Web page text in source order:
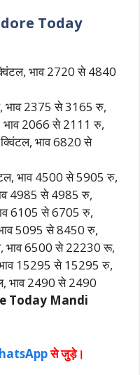
Today
भाव 2720 से 4840
भाव 2375 से 3165 रु,
2066 से 2111 रु,
भाव 6820 से
भाव 4500 से 5905 रु,
4985 से 4985 रु,
6105 से 6705 रु,
5095 से 8450 रु,
भाव 6500 से 22230 रू,
15295 से 15295 रु,
भाव 2490 से 2490
Today Mandi
से जुड़े।